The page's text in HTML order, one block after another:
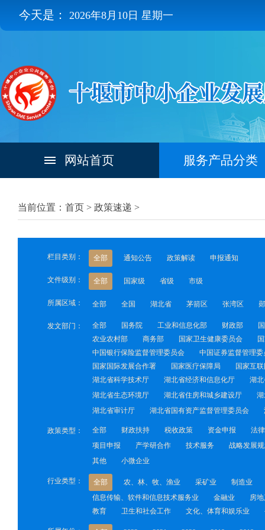
今天是： 2026年8月10日 星期一
网站首页 服务产品分类
当前位置：首页 > 政策速递 >
栏目类别： 全部 通知公告 政策解读 申报通知
文件级别： 全部 国家级 省级 市级
所属区域： 全部 全国 湖北省 茅箭区 张湾区
发文部门： 全部 国务院 工业和信息化部 财政部
农业农村部
商务部 国家卫生健康委员会
中国银行保险监督管理委员会
中国证券监督管理委
国家国际发展合作署
国家医疗保障局
国家互
湖北省科学技术厅
湖北省经济和信息化厅
湖
湖北省生态环境厅
湖北省住房和城乡建设厅
湖北省审计厅
湖北省国有资产监督管理委员会
政策类型： 全部 财政扶持 税收政策 资金申报
法
项目申报
产学研合作 技术服务
战略发展
其他
小微企业
行业类型： 全部 农、林、牧、渔业 采矿业
制造业
信息传输、软件和信息技术服务业
金融业
房
教育
卫生和社会工作 文化、体育和娱乐业